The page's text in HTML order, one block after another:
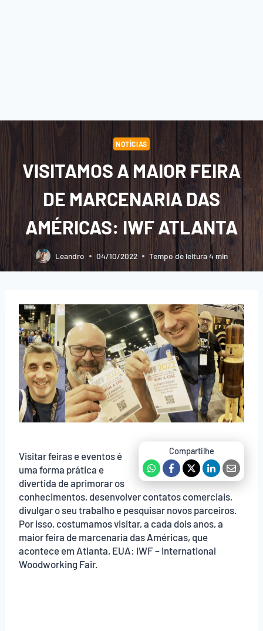
NOTÍCIAS
VISITAMOS A MAIOR FEIRA
DE MARCENARIA DAS
AMÉRICAS: IWF ATLANTA
Leandro 04/10/2022 Tempo de leitura4 min
Visitar feiras e eventos é
uma forma prática e
divertida de aprimorar os
conhecimentos, desenvolver contatos comerciais,
divulgar o seu trabalho e pesquisar novos parceiros.
Por isso, costumamos visitar, a cada dois anos, a
maior feira de marcenaria das Américas, que
acontece em Atlanta, EUA: IWF – International
Woodworking Fair.